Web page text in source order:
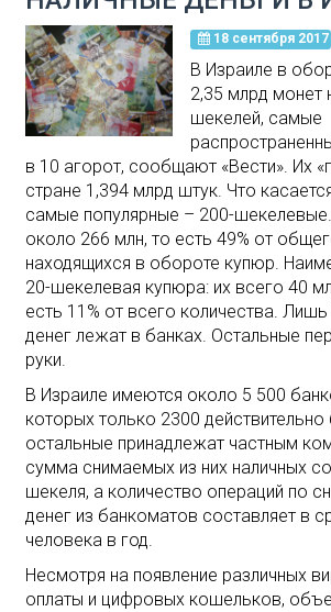
18 сентября 2017
В Израиле в
2,35 млрд монет
шекелей, самые
в 10 агорот, сообщают «Вести». Их
стране 1,394 млрд штук. Что
самые популярные – 200-
около 266 млн, то есть 49% от
находящихся в обороте купюр.
20-шекелевая купюра: их всего 40
есть 11% от всего количества.
денег лежат в банках. Остальные
руки.
В Израиле имеются около 5 500
которых только 2300 действительно
остальные принадлежат частным
сумма снимаемых из них наличных
шекеля, а количество операций по
денег из банкоматов составляет в
человека в год.
Несмотря на появление различных
оплаты и цифровых кошельков,